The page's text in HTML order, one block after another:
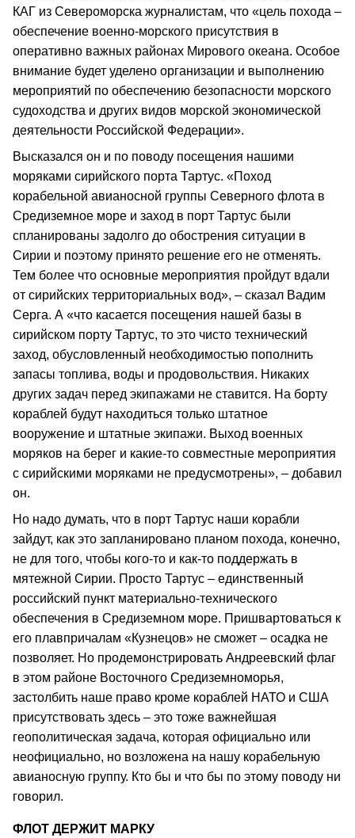
КАГ из Североморска журналистам, что «цель похода –
обеспечение военно-морского присутствия в
оперативно важных районах Мирового океана. Особое
внимание будет уделено организации и выполнению
мероприятий по обеспечению безопасности морского
судоходства и других видов морской экономической
деятельности Российской Федерации».
Высказался он и по поводу посещения нашими
моряками сирийского порта Тартус. «Поход
корабельной авианосной группы Северного флота в
Средиземное море и заход в порт Тартус были
спланированы задолго до обострения ситуации в
Сирии и поэтому принято решение его не отменять.
Тем более что основные мероприятия пройдут вдали
от сирийских территориальных вод», – сказал Вадим
Серга. А «что касается посещения нашей базы в
сирийском порту Тартус, то это чисто технический
заход, обусловленный необходимостью пополнить
запасы топлива, воды и продовольствия. Никаких
других задач перед экипажами не ставится. На борту
кораблей будут находиться только штатное
вооружение и штатные экипажи. Выход военных
моряков на берег и какие-то совместные мероприятия
с сирийскими моряками не предусмотрены», – добавил
он.
Но надо думать, что в порт Тартус наши корабли
зайдут, как это запланировано планом похода, конечно,
не для того, чтобы кого-то и как-то поддержать в
мятежной Сирии. Просто Тартус – единственный
российский пункт материально-технического
обеспечения в Средиземном море. Пришвартоваться к
его плавпричалам «Кузнецов» не сможет – осадка не
позволяет. Но продемонстрировать Андреевский флаг
в этом районе Восточного Средиземноморья,
застолбить наше право кроме кораблей НАТО и США
присутствовать здесь – это тоже важнейшая
геополитическая задача, которая официально или
неофициально, но возложена на нашу корабельную
авианосную группу. Кто бы и что бы по этому поводу ни
говорил.
ФЛОТ ДЕРЖИТ МАРКУ